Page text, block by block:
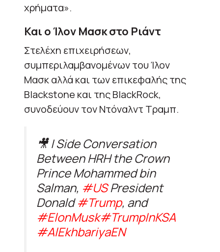
χρήματα».
Και ο Ίλον Μασκ στο Ριάντ
Στελέχη επιχειρήσεων,
συμπεριλαμβανομένων του Ίλον
Μασκ αλλά και των επικεφαλής της
Blackstone και της BlackRock,
συνοδεύουν τον Ντόναλντ Τραμπ.
🎥 | Side Conversation
Between HRH the Crown
Prince Mohammed bin
Salman, #USPresident
Donald#Trump, and
#ElonMusk#TrumpInKSA
#AlEkhbariyaEN